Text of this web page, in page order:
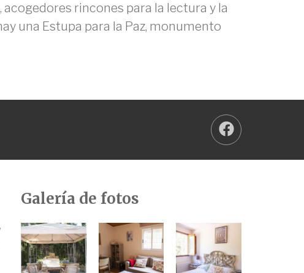
rincones para la lectura y la
una Estupa para la Paz, monumento
Galería de fotos